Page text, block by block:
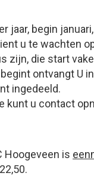
jaar, begin
u te wachten
zijn, die start
ontvangt U
ingedeeld.
kunt u contact
Hoogeveen is